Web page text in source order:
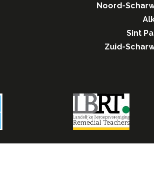
Noord-
Sint
Zuid-